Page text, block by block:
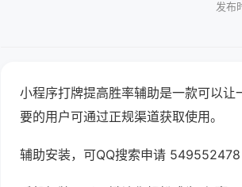
发布
小程序打牌提高胜率辅助是一款可以让
要的用户可通过正规渠道获取使用。
辅助安装，可QQ搜索申请